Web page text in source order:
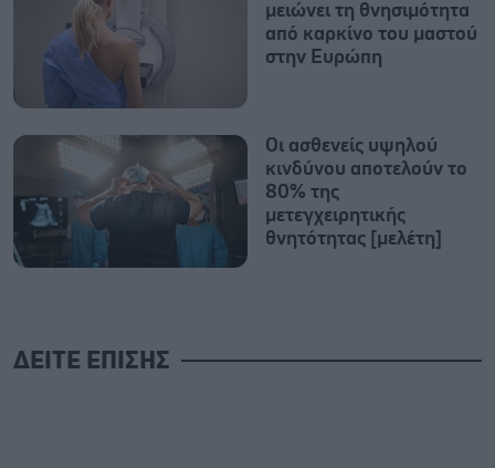
μειώνει τη θνησιμότητα
από καρκίνο του μαστού
στην Ευρώπη
Οι ασθενείς υψηλού
κινδύνου αποτελούν το
80% της
μετεγχειρητικής
θνητότητας [μελέτη]
ΔΕΙΤΕ ΕΠΙΣΗΣ